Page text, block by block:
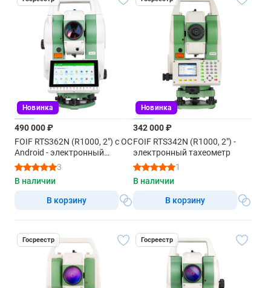
Новинка
490 000 ₽
FOIF RTS362N (R1000, 2") с ОС
Android - электронный
тахеометр3
В наличии
В корзину
Новинка
342 000 ₽
FOIF RTS342N (R1000, 2") -
электронный тахеометр
1
В наличии
В корзину
Госреестр Госреестр